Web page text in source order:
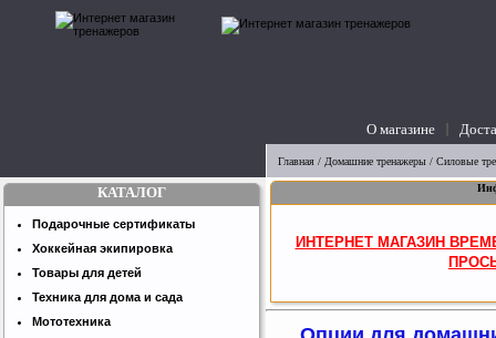
О магазине
вопросы
Главная / Домашние тренажеры / Силовые
ИНТЕРНЕТ МАГАЗИН
КАТАЛОГ
Подарочные сертификаты
Хоккейная экипировка
Товары для детей
Техника для дома и сада
Мототехника